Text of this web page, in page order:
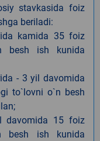
stavkasida foiz
beriladi:
kamida 35 foiz
besh ish kunida
- 3 yil davomida
to`lovni o`n besh
davomida 15 foiz
besh ish kunida